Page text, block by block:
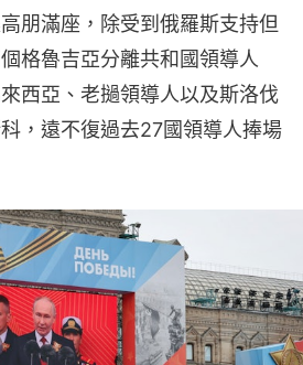
朋滿座，除受到俄羅斯支持但
格魯吉亞分離共和國領導人
西亞、老撾領導人以及斯洛伐
，遠不復過去27國領導人捧場